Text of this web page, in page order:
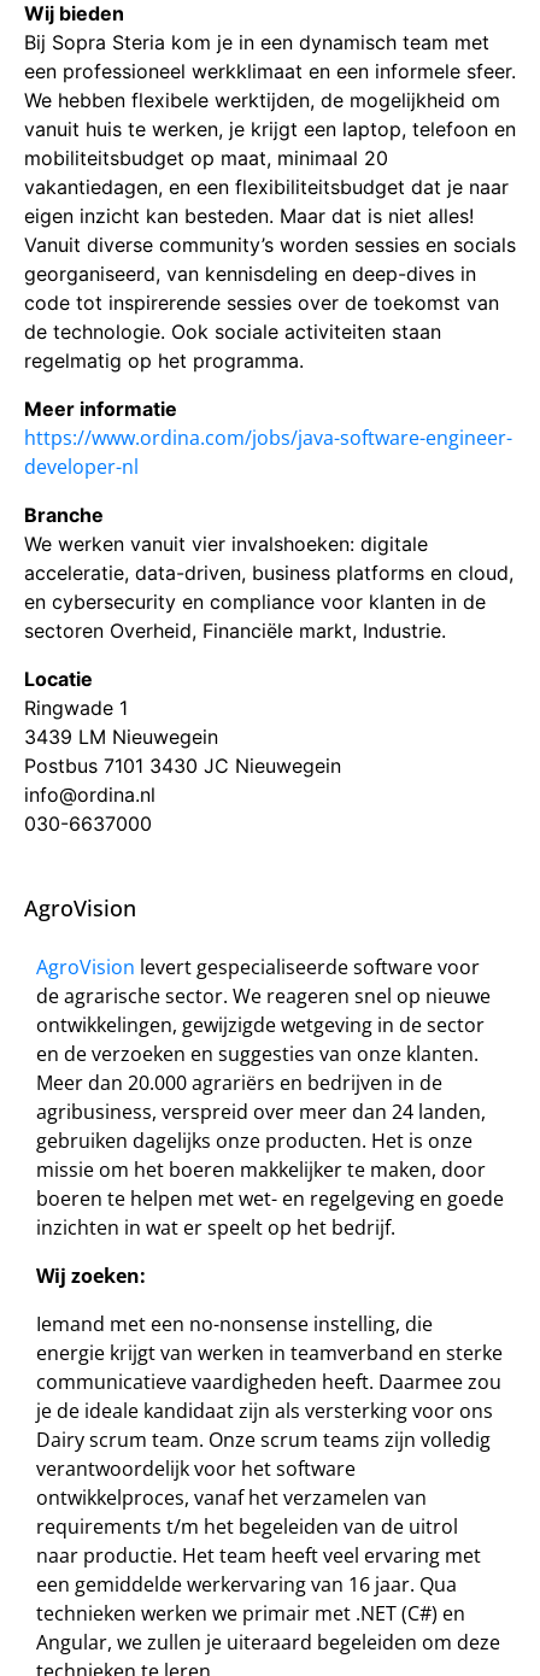
Wij bieden
Bij Sopra Steria kom je in een dynamisch team met
een professioneel werkklimaat en een informele sfeer.
We hebben flexibele werktijden, de mogelijkheid om
vanuit huis te werken, je krijgt een laptop, telefoon en
mobiliteitsbudget op maat, minimaal 20
vakantiedagen, en een flexibiliteitsbudget dat je naar
eigen inzicht kan besteden. Maar dat is niet alles!
Vanuit diverse community’s worden sessies en socials
georganiseerd, van kennisdeling en deep-dives in
code tot inspirerende sessies over de toekomst van
de technologie. Ook sociale activiteiten staan
regelmatig op het programma.
Meer informatie
https://www.ordina.com/jobs/java-software-engineer-
developer-nl
Branche
We werken vanuit vier invalshoeken: digitale
acceleratie, data-driven, business platforms en cloud,
en cybersecurity en compliance voor klanten in de
sectoren Overheid, Financiële markt, Industrie.
Locatie
Ringwade 1
3439 LM Nieuwegein
Postbus 7101 3430 JC Nieuwegein
info@ordina.nl
030-6637000
AgroVision
AgroVision levert gespecialiseerde software voor
de agrarische sector. We reageren snel op nieuwe
ontwikkelingen, gewijzigde wetgeving in de sector
en de verzoeken en suggesties van onze klanten.
Meer dan 20.000 agrariërs en bedrijven in de
agribusiness, verspreid over meer dan 24 landen,
gebruiken dagelijks onze producten. Het is onze
missie om het boeren makkelijker te maken, door
boeren te helpen met wet- en regelgeving en goede
inzichten in wat er speelt op het bedrijf.
Wij zoeken:
Iemand met een no-nonsense instelling, die
energie krijgt van werken in teamverband en sterke
communicatieve vaardigheden heeft. Daarmee zou
je de ideale kandidaat zijn als versterking voor ons
Dairy scrum team. Onze scrum teams zijn volledig
verantwoordelijk voor het software
ontwikkelproces, vanaf het verzamelen van
requirements t/m het begeleiden van de uitrol
naar productie. Het team heeft veel ervaring met
een gemiddelde werkervaring van 16 jaar. Qua
technieken werken we primair met .NET (C#) en
Angular, we zullen je uiteraard begeleiden om deze